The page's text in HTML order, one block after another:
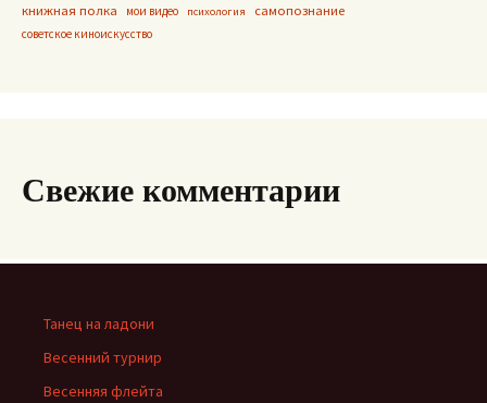
книжная полка мои видео психология самопознание
советское киноискусство
Свежие комментарии
Танец на ладони
Весенний турнир
Весенняя флейта